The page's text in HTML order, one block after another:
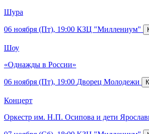
Шура
06 ноября (Пт), 19:00 КЗЦ "Миллениум"
Шоу
«Однажды в России»
06 ноября (Пт), 19:00 Дворец Молодежи
Концерт
Оркестр им. Н.П. Осипова и дети